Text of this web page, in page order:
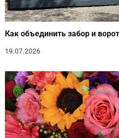
Как объединить забор и
19.07.2026